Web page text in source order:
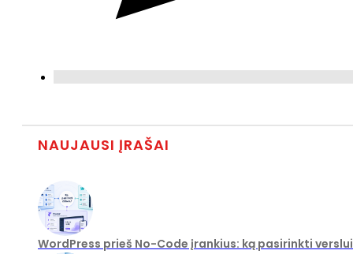
NAUJAUSI ĮRAŠAI
WordPress prieš No-Code įrankius: ką pasirinkti